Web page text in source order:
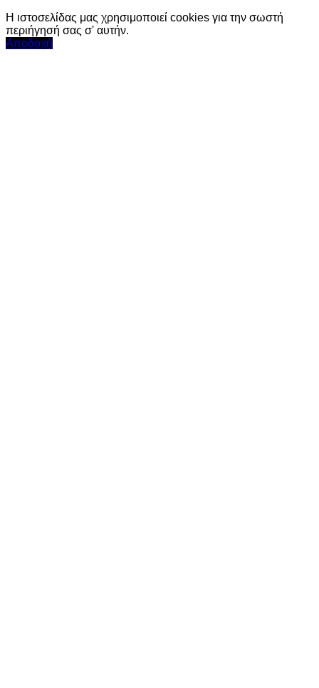
Η ιστοσελίδας μας χρησιμοποιεί cookies για την σωστή
περιήγησή σας σ' αυτήν.
Αποδοχή